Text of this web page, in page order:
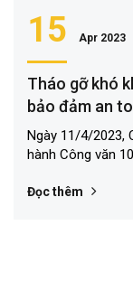
15 Apr 2023
Tháo gỡ khó
bảo đảm an
Ngày 11/4/2023,
hành Công văn
Đọc thêm